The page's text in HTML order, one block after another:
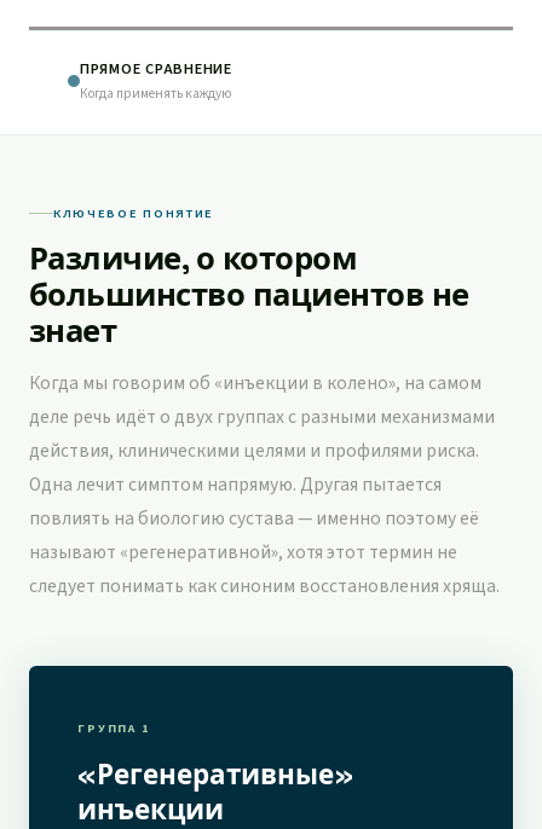
ПРЯМОЕ СРАВНЕНИЕ
Когда применять каждую
КЛЮЧЕВОЕ ПОНЯТИЕ
Различие, о котором
большинство пациентов не
знает
Когда мы говорим об «инъекции в колено», на самом
деле речь идёт о двух группах с разными механизмами
действия, клиническими целями и профилями риска.
Одна лечит симптом напрямую. Другая пытается
повлиять на биологию сустава — именно поэтому её
называют «регенеративной», хотя этот термин не
следует понимать как синоним восстановления хряща.
ГРУППА 1
«Регенеративные»
инъекции